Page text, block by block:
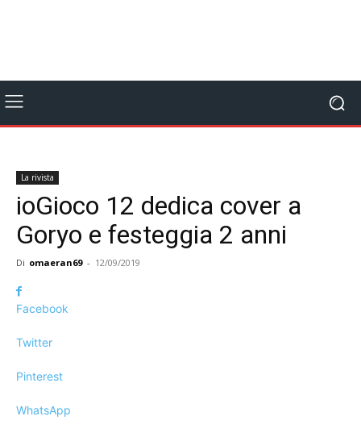
La rivista
ioGioco 12 dedica cover a
Goryo e festeggia 2 anni
Di omaeran69 - 12/09/2019
Facebook
Twitter
Pinterest
WhatsApp